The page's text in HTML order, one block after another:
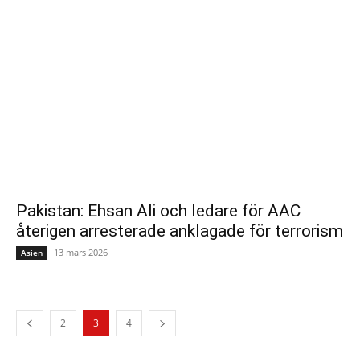
Pakistan: Ehsan Ali och ledare för AAC
återigen arresterade anklagade för terrorism
Asien 13 mars 2026
2 3 4